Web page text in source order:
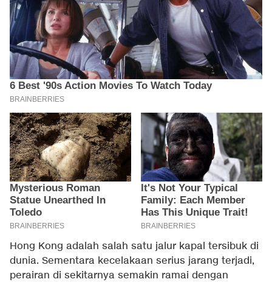
Hong Kong adalah salah satu jalur kapal tersibuk di
dunia. Sementara kecelakaan serius jarang terjadi,
perairan di sekitarnya semakin ramai dengan